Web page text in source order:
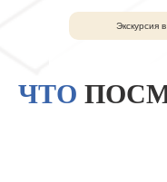
Экскурсия
ЧТО